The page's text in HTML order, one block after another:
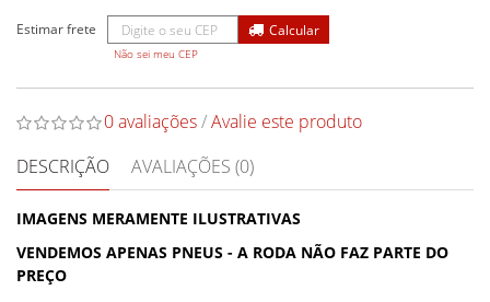
Não sei meu CEP
0 avaliações/Avalie este produto
DESCRIÇÃO
AVALIAÇÕES (0)
IMAGENS MERAMENTE ILUSTRATIVAS
VENDEMOS APENAS PNEUS - A RODA NÃO FAZ PARTE DO
PREÇO